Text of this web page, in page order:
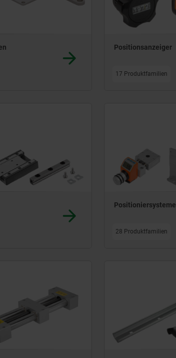
Positionsanzeiger
17 Produktfamilien
Positioniersysteme
28 Produktfamilien